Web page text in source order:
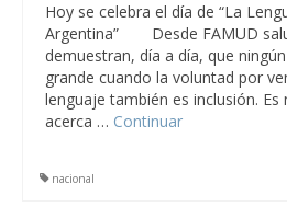
Hoy se celebra el día de “La
Argentina”⠀⠀⠀Desde FAMUD
demuestran, día a día, que
grande cuando la voluntad por
lenguaje también es inclusión.
acerca … Continuar
nacional